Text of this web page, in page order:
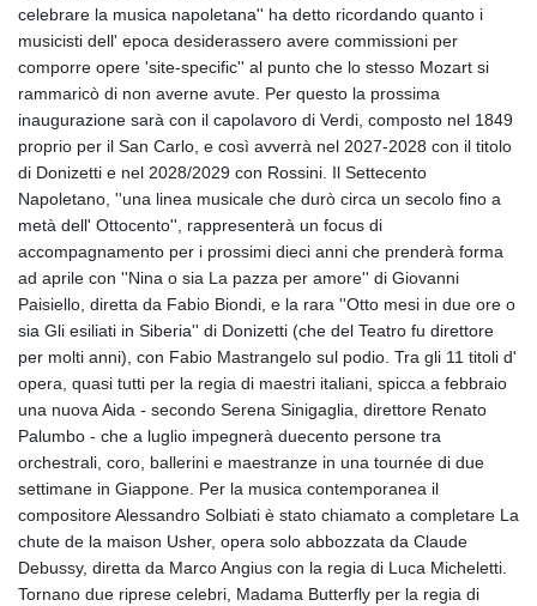
celebrare la musica napoletana'' ha detto ricordando quanto i
musicisti dell' epoca desiderassero avere commissioni per
comporre opere 'site-specific'' al punto che lo stesso Mozart si
rammaricò di non averne avute. Per questo la prossima
inaugurazione sarà con il capolavoro di Verdi, composto nel 1849
proprio per il San Carlo, e così avverrà nel 2027-2028 con il titolo
di Donizetti e nel 2028/2029 con Rossini. Il Settecento
Napoletano, ''una linea musicale che durò circa un secolo fino a
metà dell' Ottocento'', rappresenterà un focus di
accompagnamento per i prossimi dieci anni che prenderà forma
ad aprile con ''Nina o sia La pazza per amore'' di Giovanni
Paisiello, diretta da Fabio Biondi, e la rara ''Otto mesi in due ore o
sia Gli esiliati in Siberia'' di Donizetti (che del Teatro fu direttore
per molti anni), con Fabio Mastrangelo sul podio. Tra gli 11 titoli d'
opera, quasi tutti per la regia di maestri italiani, spicca a febbraio
una nuova Aida - secondo Serena Sinigaglia, direttore Renato
Palumbo - che a luglio impegnerà duecento persone tra
orchestrali, coro, ballerini e maestranze in una tournée di due
settimane in Giappone. Per la musica contemporanea il
compositore Alessandro Solbiati è stato chiamato a completare La
chute de la maison Usher, opera solo abbozzata da Claude
Debussy, diretta da Marco Angius con la regia di Luca Micheletti.
Tornano due riprese celebri, Madama Butterfly per la regia di